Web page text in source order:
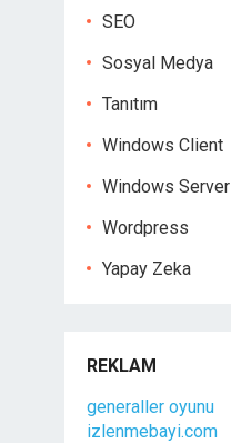
SEO
Sosyal Medya
Tanıtım
Windows Client
Windows Server
Wordpress
Yapay Zeka
REKLAM
generaller oyunu
izlenmebayi.com